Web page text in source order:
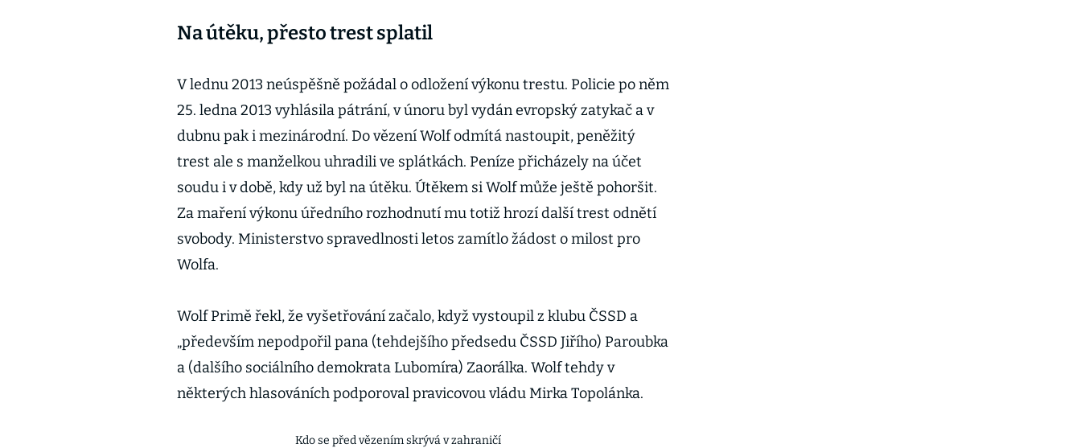
Na útěku, přesto trest splatil
V lednu 2013 neúspěšně požádal o odložení výkonu trestu. Policie po něm
25. ledna 2013 vyhlásila pátrání, v únoru byl vydán evropský zatykač a v
dubnu pak i mezinárodní. Do vězení Wolf odmítá nastoupit, peněžitý
trest ale s manželkou uhradili ve splátkách. Peníze přicházely na účet
soudu i v době, kdy už byl na útěku. Útěkem si Wolf může ještě pohoršit.
Za maření výkonu úředního rozhodnutí mu totiž hrozí další trest odnětí
svobody. Ministerstvo spravedlnosti letos zamítlo žádost o milost pro
Wolfa.
Wolf Primě řekl, že vyšetřování začalo, když vystoupil z klubu ČSSD a
„především nepodpořil pana (tehdejšího předsedu ČSSD Jiřího) Paroubka
a (dalšího sociálního demokrata Lubomíra) Zaorálka. Wolf tehdy v
některých hlasováních podporoval pravicovou vládu Mirka Topolánka.
Kdo se před vězením skrývá v zahraničí